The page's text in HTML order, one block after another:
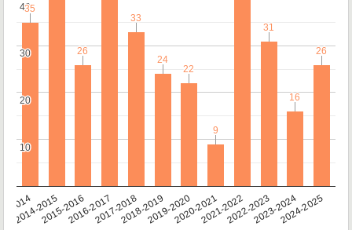
2014
2014-20152015-20162016-20172017-20182018-20192019-20202020-20212021-20222022-20232023-20242024-2025
10
10
20
20
30
30
40
4035
35
26
26
33
33
24
24
22
22
9
9
31
31
16
16
26
26